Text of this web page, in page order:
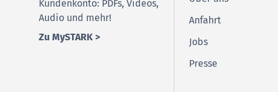
Kundenkonto: PDFs, Videos,
Audio und mehr!
Zu MySTARK >
Anfahrt
Jobs
Presse